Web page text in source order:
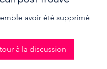
avoir été supprimé
à la discussion